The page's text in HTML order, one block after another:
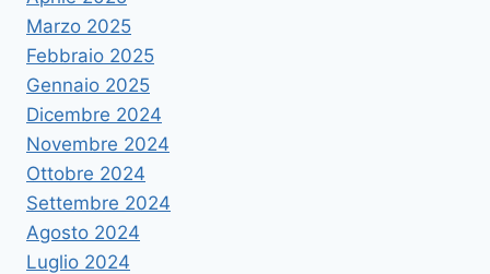
Marzo 2025
Febbraio 2025
Gennaio 2025
Dicembre 2024
Novembre 2024
Ottobre 2024
Settembre 2024
Agosto 2024
Luglio 2024